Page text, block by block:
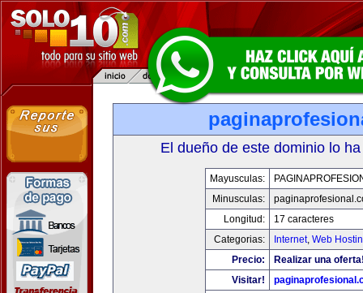
El dueño de este dominio lo
Mayusculas:
Minusculas:
Longitud:
17 caracteres
Categorias:
Internet, Web
Precio:
Realizar una
Visitar!